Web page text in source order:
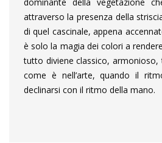
dominante della vegetazione
attraverso la presenza della
di quel cascinale, appena
è solo la magia dei colori a
tutto diviene classico,
come è nell’arte, quando il
declinarsi con il ritmo della mano.